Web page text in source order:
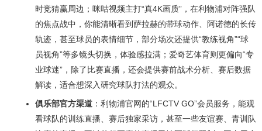
时竞猜赢周边；咪咕视频主打“真4K画质”，在利物浦对阵强队
的焦点战中，你能清晰看到萨拉赫的带球动作、阿诺德的长传
轨迹，甚至球员的表情细节，部分场次还提供“教练视角”“球
员视角”等多镜头切换，体验感拉满；爱奇艺体育则更偏向“专
业球迷”，除了比赛直播，还会提供赛前战术分析、赛后数据
解读，适合想深入研究球队打法的观众。
俱乐部官方渠道 ：利物浦官网的“LFCTV GO”会员服务，能观
看球队的训练直播、赛后独家采访，甚至一些友谊赛、青训队